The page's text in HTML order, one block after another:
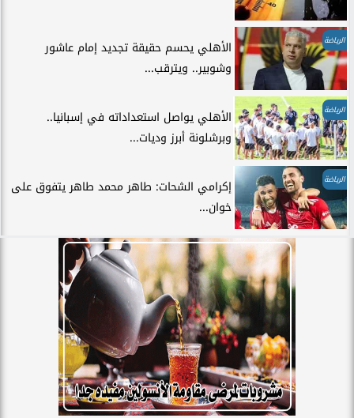
الرياضة
الأهلي يحسم حقيقة تجديد إمام عاشور
وشوبير.. ويترقب...
الرياضة
الأهلي يواصل استعداداته في إسبانيا..
وبرشلونة أبرز وديات...
الرياضة
إكرامي الشحات: طاهر محمد طاهر يتفوق على
خوان...